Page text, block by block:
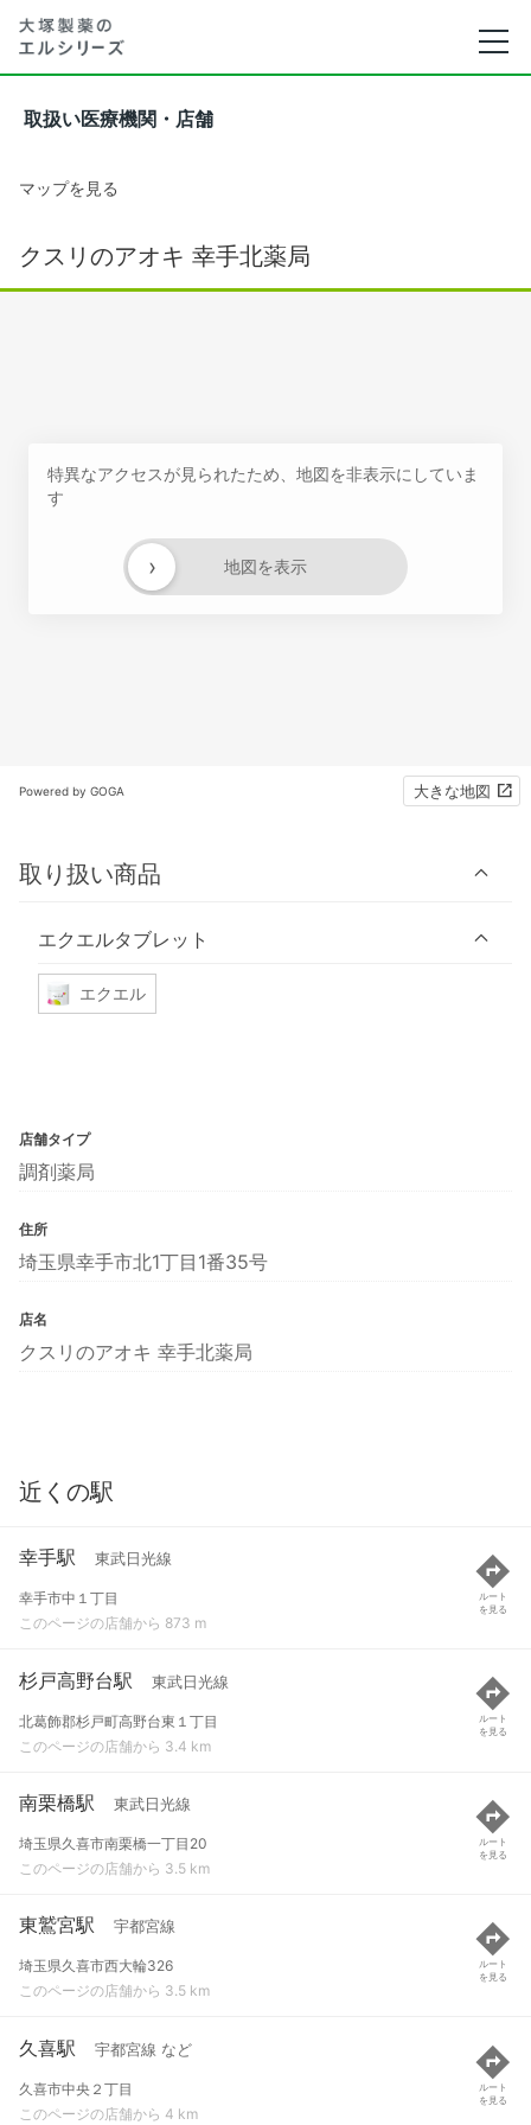
取扱い医療機関・店舗
マップを見る
クスリのアオキ 幸手北薬局
特異なアクセスが見られたため、地図を非表示にしていま
す
地図を表示
›
Powered by GOGA 大きな地図
取り扱い商品
エクエルタブレット
エクエル
店舗タイプ
調剤薬局
住所
埼玉県幸手市北1丁目1番35号
店名
クスリのアオキ 幸手北薬局
近くの駅
幸手駅 東武日光線
幸手市中１丁目
このページの店舗から 873 m
ルート
を見る
杉戸高野台駅 東武日光線
北葛飾郡杉戸町高野台東１丁目
このページの店舗から 3.4 km
ルート
を見る
南栗橋駅 東武日光線
埼玉県久喜市南栗橋一丁目20
このページの店舗から 3.5 km
ルート
を見る
東鷲宮駅 宇都宮線
埼玉県久喜市西大輪326
このページの店舗から 3.5 km
ルート
を見る
久喜駅 宇都宮線 など
久喜市中央２丁目
このページの店舗から 4 km
ルート
を見る